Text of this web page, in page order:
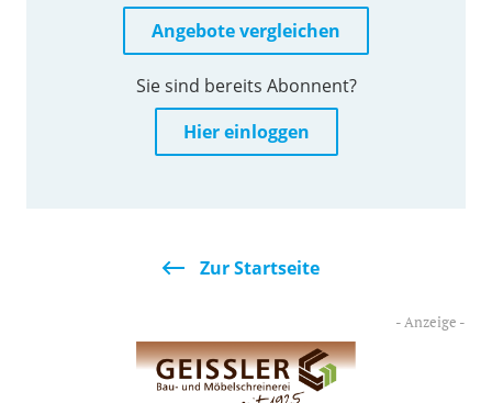
Angebote vergleichen
Sie sind bereits Abonnent?
Hier einloggen
Zur Startseite